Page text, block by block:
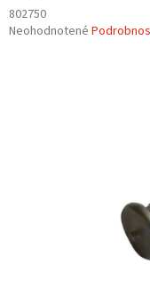
802750
Priemerné
Neohodnotené